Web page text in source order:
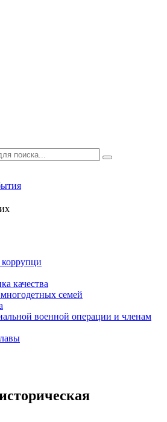
качества
семей
военной операции и членам